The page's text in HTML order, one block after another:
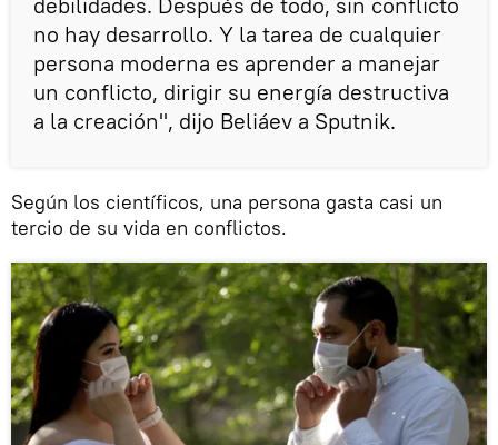
no hay desarrollo. Y la tarea de cualquier
persona moderna es aprender a manejar
un conflicto, dirigir su energía destructiva
a la creación", dijo Beliáev a Sputnik.
Según los científicos, una persona gasta casi un
tercio de su vida en conflictos.